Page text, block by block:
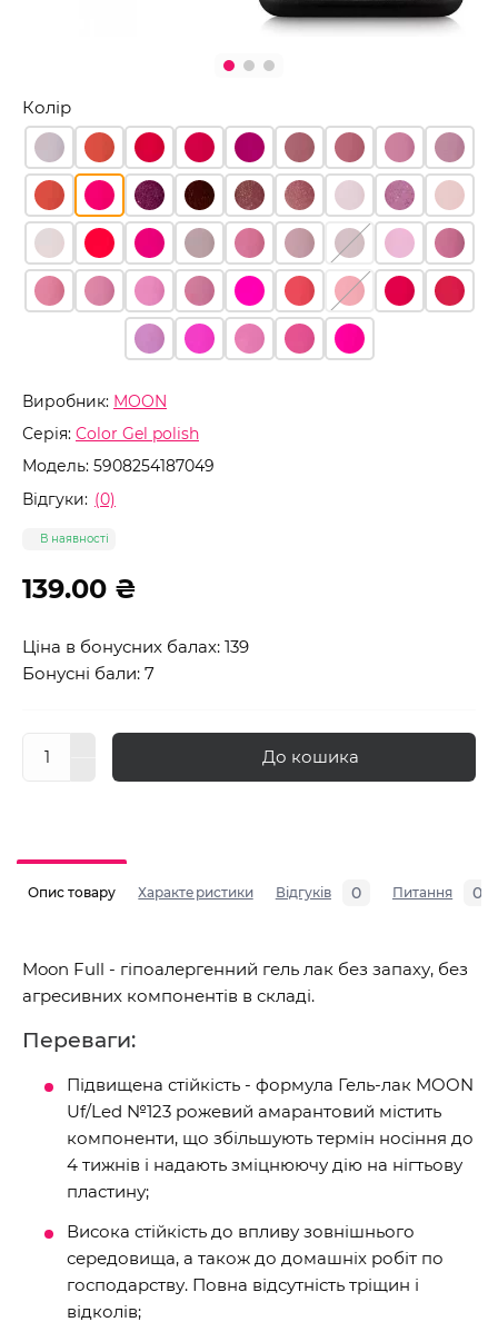
Виробник: MOON
Серія: Color Gel polish
Модель: 5908254187049
Відгуки: (0)
В наявності
Колір
139.00 ₴
Ціна в бонусних балах: 139
Бонусні бали: 7
До кошика
Опис товару Характеристики Відгуків 0 Питання 0
Moon Full - гіпоалергенний гель лак без запаху, без
агресивних компонентів в складі.
Переваги:
Підвищена стійкість - формула Гель-лак MOON
Uf/Led №123 рожевий амарантовий містить
компоненти, що збільшують термін носіння до
4 тижнів і надають зміцнюючу дію на нігтьову
пластину;
Висока стійкість до впливу зовнішнього
середовища, а також до домашніх робіт по
господарству. Повна відсутність тріщин і
відколів;